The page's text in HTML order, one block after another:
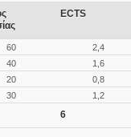
ECTS
60
2,4
40
1,6
20
0,8
30 1,2
6